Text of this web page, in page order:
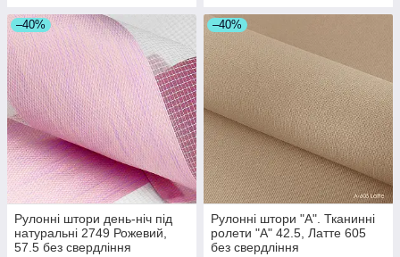
–40%
Рулонні штори день-ніч під
натуральні 2749 Рожевий,
57.5 без свердління
–40%
Рулонні штори "A". Тканинні
ролети "А" 42.5, Латте 605
без свердління